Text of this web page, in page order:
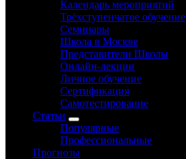
Календарь мероприятий
Трёхступенчатое обучение
Семинары
Школа в Москве
Представители Школы
Онлайн-лекции
Личное обучение
Сертификация
Самотестирование
Статьи
Популярные
Профессиональные
Прогнозы